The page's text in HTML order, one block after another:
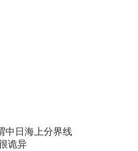
中日海上分界线
诡异